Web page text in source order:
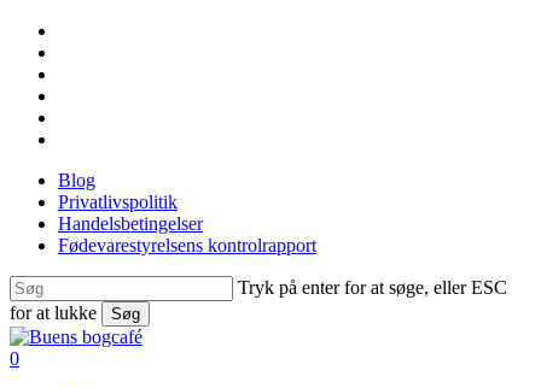
Skip
main
content
Blog
Privatlivspolitik
Handelsbetingelser
Fødevarestyrelsens kontrolrapport
Tryk på enter for at søge, eller ESC
for at lukke
Søg
Close
Search
search
0